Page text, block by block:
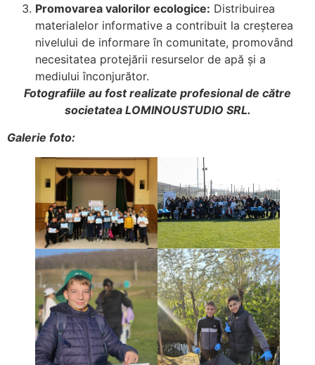
Promovarea valorilor ecologice: Distribuirea
materialelor informative a contribuit la creșterea
nivelului de informare în comunitate, promovând
necesitatea protejării resurselor de apă și a
mediului înconjurător.
Fotografiile au fost realizate profesional de către
societatea LOMINOUSTUDIO SRL.
Galerie foto: